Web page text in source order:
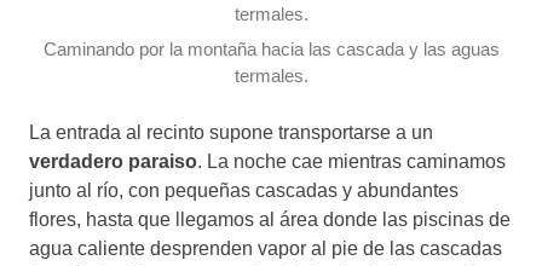
Caminando por la montaña hacia las cascada y las aguas
termales.
La entrada al recinto supone transportarse a un
verdadero paraiso. La noche cae mientras caminamos
junto al río, con pequeñas cascadas y abundantes
flores, hasta que llegamos al área donde las piscinas de
agua caliente desprenden vapor al pie de las cascadas